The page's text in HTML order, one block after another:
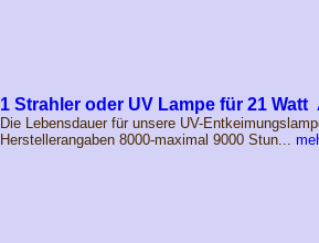
1 Strahler oder UV Lampe für 21
Die Lebensdauer für unsere UV-
Herstellerangaben 8000-maximal 9000 Stun...